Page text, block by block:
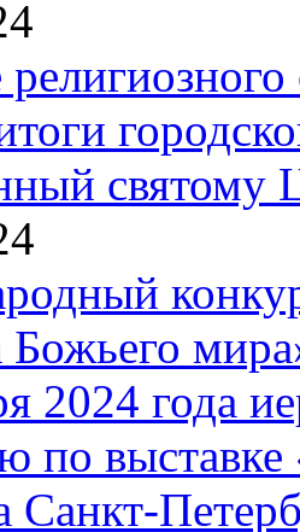
святому
Божьего
2024 года
по
Санкт-